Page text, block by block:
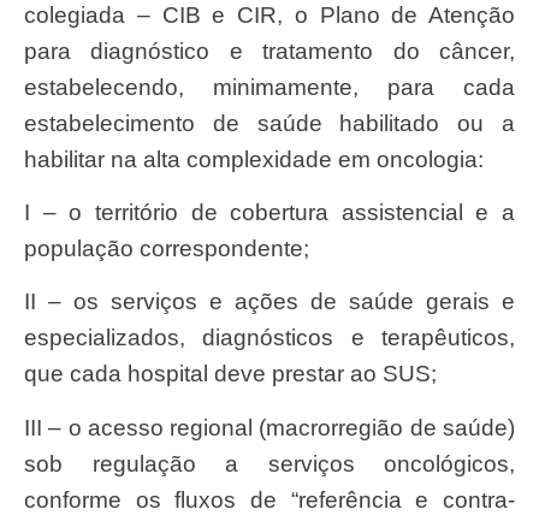
colegiada – CIB e CIR, o Plano de Atenção
para diagnóstico e tratamento do câncer,
estabelecendo, minimamente, para cada
estabelecimento de saúde habilitado ou a
habilitar na alta complexidade em oncologia:
I – o território de cobertura assistencial e a
população correspondente;
II – os serviços e ações de saúde gerais e
especializados, diagnósticos e terapêuticos,
que cada hospital deve prestar ao SUS;
III – o acesso regional (macrorregião de saúde)
sob regulação a serviços oncológicos,
conforme os fluxos de “referência e contra-